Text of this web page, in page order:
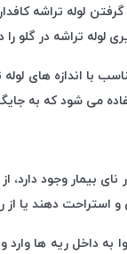
گرفتن لوله تراشه
تراشه در گلو را
با اندازه های
می شود که به
نای بیمار وجود
استراحت دهند یا از